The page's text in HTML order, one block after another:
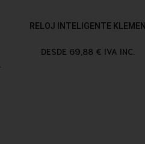
RELOJ INTELIGENTE KLEMEN
DESDE 69,88 € IVA INC.